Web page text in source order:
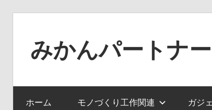
みかんパートナ
ー
ジ
ホーム モノづくり工作関連 ガジ